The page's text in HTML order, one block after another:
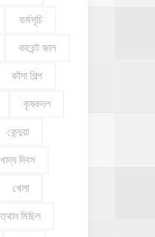
কর্মসূচি
কারেন্ট জাল
কাঁসা শিল্প
কৃষকদল
কেন্দুয়া
খাদ্য দিবস
খেলা
মিছিল